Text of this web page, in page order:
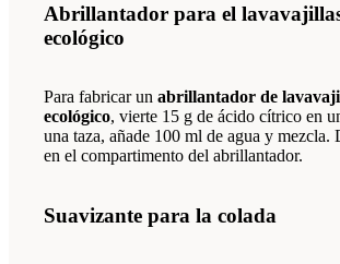
Abrillantador para el
ecológico
Para fabricar un abrillantador de
ecológico, vierte 15 g de ácido cítrico en
una taza, añade 100 ml de agua y mezcla.
en el compartimento del abrillantador.
Suavizante para la colada